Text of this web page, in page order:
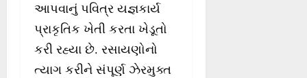
આપવાનું પવિત્ર યજ્ઞકાર્ય
પ્રાકૃતિક ખેતી કરતા ખેડૂતો
કરી રહ્યા છે. રસાયણોનો
ત્યાગ કરીને સંપૂર્ણ ઝેરમુક્ત